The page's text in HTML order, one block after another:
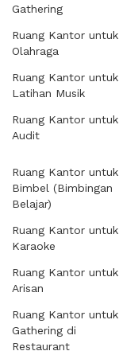
Gathering
Ruang Kantor untuk
Olahraga
Ruang Kantor untuk
Latihan Musik
Ruang Kantor untuk
Audit
Ruang Kantor untuk
Bimbel (Bimbingan
Belajar)
Ruang Kantor untuk
Karaoke
Ruang Kantor untuk
Arisan
Ruang Kantor untuk
Gathering di
Restaurant